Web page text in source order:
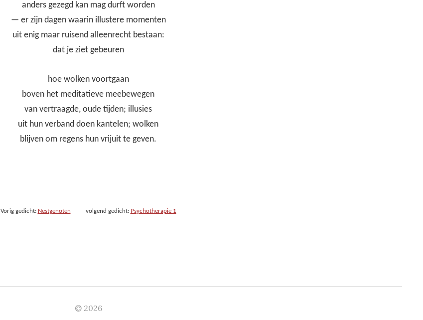
anders gezegd kan mag durft worden
— er zijn dagen waarin illustere momenten
uit enig maar ruisend alleenrecht bestaan:
dat je ziet gebeuren
hoe wolken voortgaan
boven het meditatieve meebewegen
van vertraagde, oude tijden; illusies
uit hun verband doen kantelen; wolken
blijven om regens hun vrijuit te geven.
Vorig gedicht: Nestgenoten volgend gedicht: Psychotherapie 1
© 2026